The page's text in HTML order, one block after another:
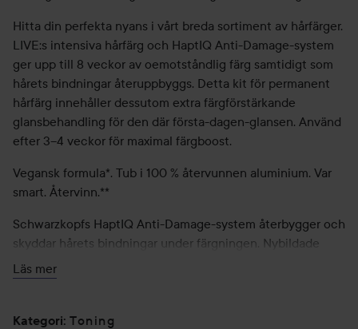
Hitta din perfekta nyans i vårt breda sortiment av hårfärger.
LIVE:s intensiva hårfärg och HaptIQ Anti-Damage-system
ger upp till 8 veckor av oemotståndlig färg samtidigt som
hårets bindningar återuppbyggs. Detta kit för permanent
hårfärg innehåller dessutom extra färgförstärkande
glansbehandling för den där första-dagen-glansen. Använd
efter 3–4 veckor för maximal färgboost.
Vegansk formula*. Tub i 100 % återvunnen aluminium. Var
smart. Återvinn.**
Schwarzkopfs HaptIQ Anti-Damage-system återbygger och
skyddar hårets bindningar under färgningen. Nybildade
mikrobindningar i håret omsluter varje hårstrå med ett
skyddande lager efter färgning, vilket minskar skador med
Läs mer
Kategori: Toning